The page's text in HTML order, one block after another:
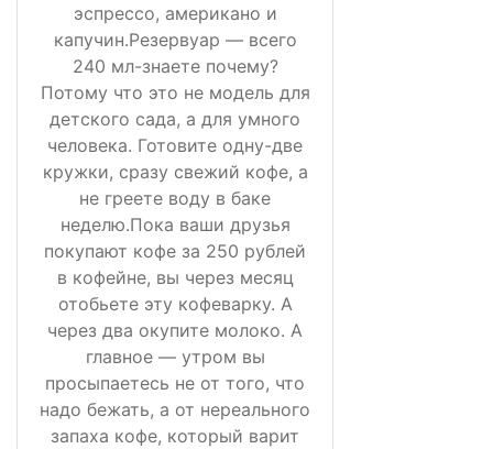
эспрессо, американо и
капучин.Резервуар — всего
240 мл-знаете почему?
Потому что это не модель для
детского сада, а для умного
человека. Готовите одну-две
кружки, сразу свежий кофе, а
не греете воду в баке
неделю.Пока ваши друзья
покупают кофе за 250 рублей
в кофейне, вы через месяц
отобьете эту кофеварку. А
через два окупите молоко. А
главное — утром вы
просыпаетесь не от того, что
надо бежать, а от нереального
запаха кофе, который варит